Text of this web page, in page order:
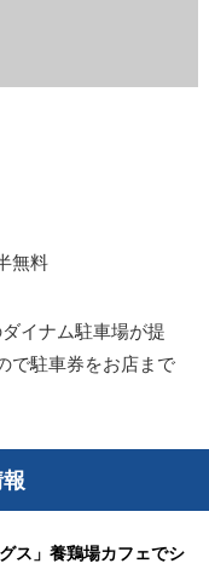
無料
イナム駐車場が提
で駐車券をお店まで
ス」養鶏場カフェでシ